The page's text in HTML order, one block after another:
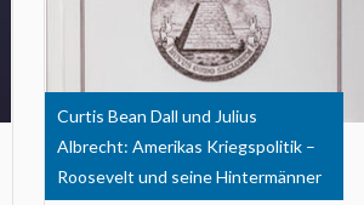
Curtis Bean Dall und Julius
Albrecht: Amerikas Kriegspolitik –
Roosevelt und seine Hintermänner